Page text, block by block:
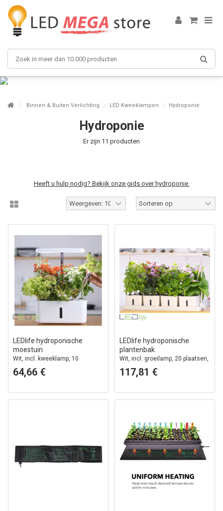
Binnen & Buiten Verlichting LED Kweeklampen Hydroponie
Hydroponie
Er zijn 11 producten
Heeft u hulp nodig? Bekijk onze gids over hydroponie.
LEDlife hydroponische
moestuin
Wit, incl. kweeklamp, 10
plaatsen, timer, 2,8L watertank
64,66 €
LEDlife hydroponische
plantenbak
Wit, incl. groeilamp, 20 plaatsen,
4x2L watertank
117,81 €